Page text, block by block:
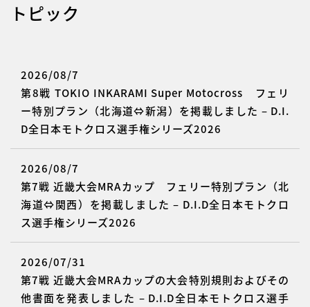
トピック
2026/08/7
第8戦 TOKIO INKARAMI Super Motocross フェリ
ー特別プラン（北海道⇔新潟）を掲載しました – D.I.
D全日本モトクロス選手権シリーズ2026
2026/08/7
第7戦 近畿大会MRAカップ フェリー特別プラン（北
海道⇔関西）を掲載しました – D.I.D全日本モトクロ
ス選手権シリーズ2026
2026/07/31
第7戦 近畿大会MRAカップの大会特別規則およびその
他書面を発表しました – D.I.D全日本モトクロス選手